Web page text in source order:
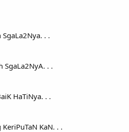
. .
SgaLa2NyA. . .
HaTiNya. . .
KaN. . .